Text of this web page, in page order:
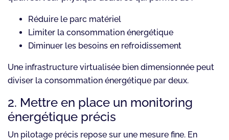
Réduire le parc matériel
Limiter la consommation énergétique
Diminuer les besoins en refroidissement
Une infrastructure virtualisée bien dimensionnée peut
diviser la consommation énergétique par deux.
2. Mettre en place un monitoring
énergétique précis
Un pilotage précis repose sur une mesure fine. En